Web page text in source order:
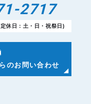
2717
休日：土・日・祝祭日)
のお問い合わせ